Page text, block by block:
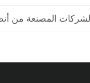
من أنظمتنا للمضخات